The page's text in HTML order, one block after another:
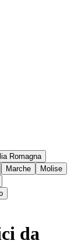
Romagna
Marche
Molise
da